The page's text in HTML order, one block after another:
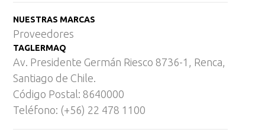
NUESTRAS MARCAS
Proveedores
TAGLERMAQ
Av. Presidente Germán Riesco 8736-1, Renca,
Santiago de Chile.
Código Postal: 8640000
Teléfono: (+56) 22 478 1100